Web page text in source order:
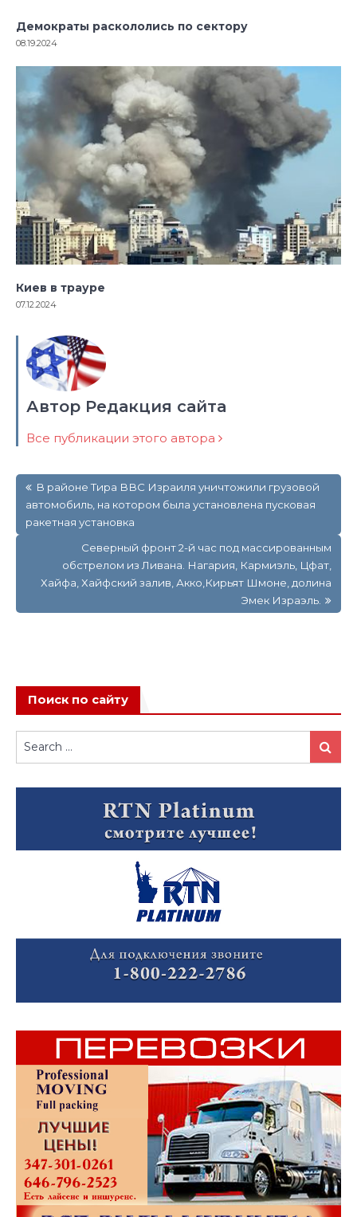
Демократы раскололись по сектору
08.19.2024
Киев в трауре
07.12.2024
Автор Редакция сайта
Все публикации этого автора
по
записям
В районе Тира ВВС Израиля уничтожили грузовой
автомобиль, на котором была установлена пусковая
ракетная установка
Северный фронт 2-й час под массированным
обстрелом из Ливана. Нагария, Кармиэль, Цфат,
Хайфа, Хайфский залив, Акко,Кирьят Шмоне, долина
Эмек Израэль.
Поиск по сайту
Search
for:
Search